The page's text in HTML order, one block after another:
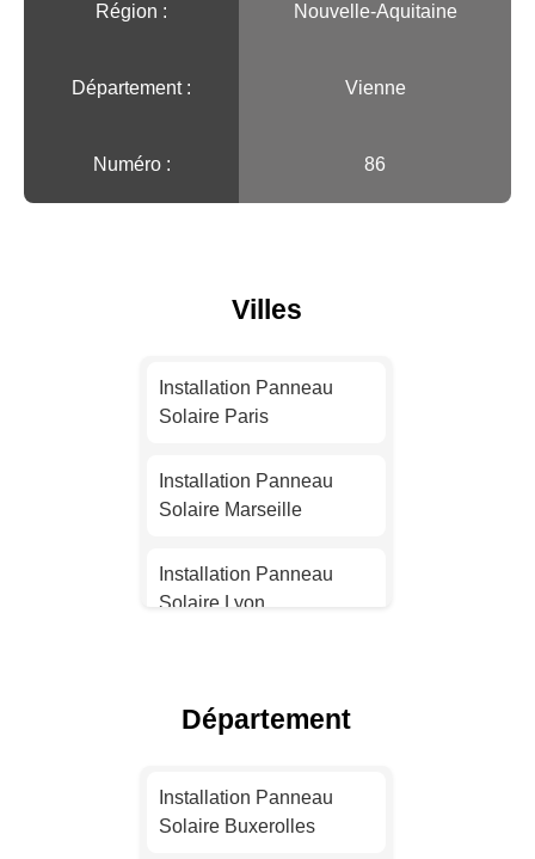
Région :️ Nouvelle-Aquitaine
Département : Vienne
Numéro : 86
Villes
Installation Panneau
Solaire Paris
Installation Panneau
Solaire Marseille
Installation Panneau
Solaire Lyon
Solaire Nice
Département
Installation Panneau
Solaire Buxerolles